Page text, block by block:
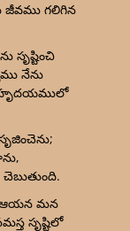
జీవము గలిగిన
సృష్టించి
నేను
హృదయములో
ఆయన మన
సృష్టిలో